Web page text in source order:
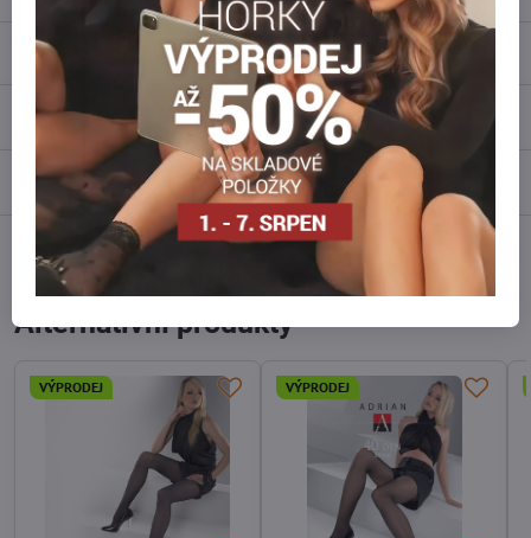
Popis
Recenze 0
Diskuse 0
Facebook Reddit WhatsApp
Alternativní produkty
VÝPRODEJ VÝPRODEJ